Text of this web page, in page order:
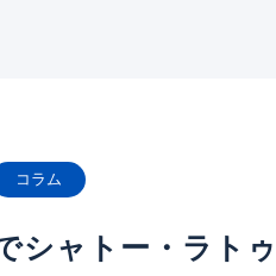
コラム
シャトー・ラト